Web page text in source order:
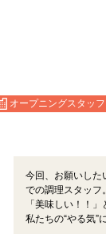
オープニングスタッフ
今回、お願いした
での調理スタッフ。
「美味しい！！」
私たちの“やる気”